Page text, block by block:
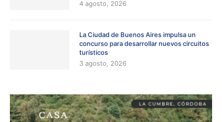
4 agosto, 2026
La Ciudad de Buenos Aires impulsa un
concurso para desarrollar nuevos circuitos
turísticos
3 agosto, 2026